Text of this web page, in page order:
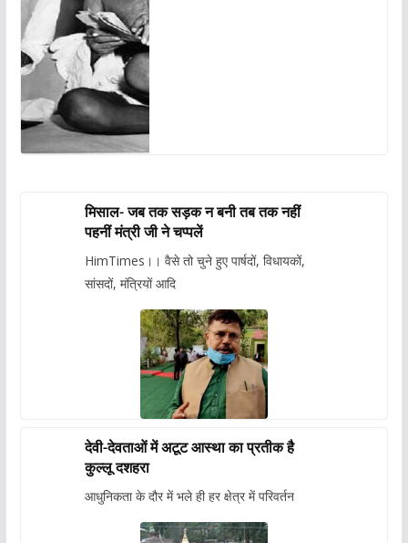
मिसाल- जब तक सड़क न बनी तब तक नहीं
पहनीं मंत्री जी ने चप्पलें
HimTimes।। वैसे तो चुने हुए पार्षदों, विधायकों,
सांसदों, मंत्रियों आदि
देवी-देवताओं में अटूट आस्था का प्रतीक है
कुल्लू दशहरा
आधुनिकता के दौर में भले ही हर क्षेत्र में परिवर्तन